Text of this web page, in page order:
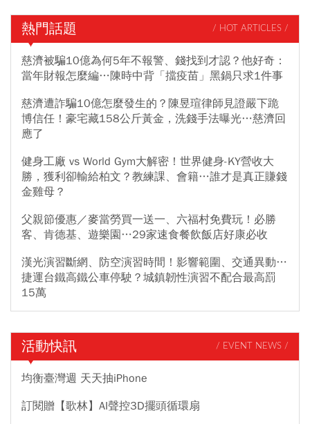
熱門話題 / HOT ARTICLES /
慈濟被騙10億為何5年不報警、錢找到才認？他好奇：
當年財報怎麼編…陳時中背「擋疫苗」黑鍋只求1件事
慈濟遭詐騙10億怎麼發生的？陳昱瑄律師見證嚴下跪
博信任！豪宅藏158公斤黃金，洗錢手法曝光…慈濟回
應了
健身工廠 vs World Gym大解密！世界健身-KY營收大
勝，獲利卻輸給柏文？教練課、會籍…誰才是真正賺錢
金雞母？
父親節優惠／麥當勞買一送一、六福村免費玩！必勝
客、肯德基、遊樂園…29家速食餐飲飯店好康必收
漢光演習斷網、防空演習時間！影響範圍、交通異動…
捷運台鐵高鐵公車停駛？城鎮韌性演習不配合最高罰
15萬
活動快訊 / EVENT NEWS /
均衡臺灣週 天天抽iPhone
訂閱贈【歌林】AI聲控3D擺頭循環扇